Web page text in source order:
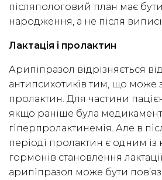
післяпологовий план має
народження, а не після
Лактація і пролактин
Арипіпразол відрізняється
антипсихотиків тим, що може
пролактин. Для частини
якщо раніше була
гіперпролактинемія. Але в
періоді пролактин є одним
гормонів становлення
арипіпразол може бути